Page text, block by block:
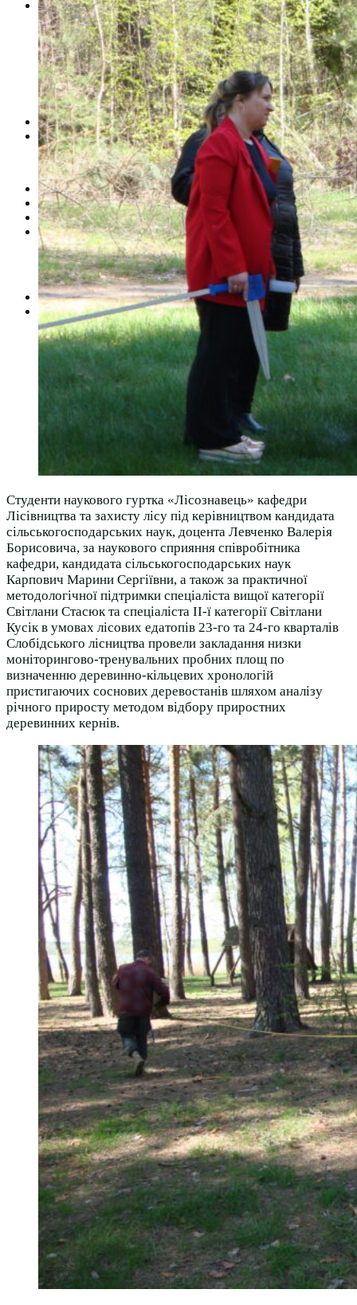
Студентам
Денна форма навчання
Заочна форма навчання
Студентська рада
Документація. Карантин
Документація. Воєнний стан
Центр кар’єри та працевлаштування
Центр дуальної освіти
Неформальна та інформальна освіта
Вступникам
Міжнародне співробітництво
Міжнародне співробітництво для викладачів
Міжнародне співробітництво для студентів
Угоди та договори
Вісник
Контакти
Публічність
Кваліфікаційний центр МФК
Нормативно-правова база
Форма заяви здобувача
Перелік професій
Професійні стандарти
Майстри сервісних центрів
Про формальну, неформальну та інформальну освіту
Студенти наукового гуртка «Лісознавець» кафедри
Лісівництва та захисту лісу під керівництвом кандидата
сільськогосподарських наук, доцента Левченко Валерія
Борисовича, за наукового сприяння співробітника
кафедри, кандидата сільськогосподарських наук
Карпович Марини Сергіївни, а також за практичної
методологічної підтримки спеціаліста вищої категорії
Світлани Стасюк та спеціаліста ІІ-ї категорії Світлани
Кусік в умовах лісових едатопів 23-го та 24-го кварталів
Слобідського лісництва провели закладання низки
моніторингово-тренувальних пробних площ по
визначенню деревинно-кільцевих хронологій
пристигаючих соснових деревостанів шляхом аналізу
річного приросту методом відбору приростних
деревинних кернів.